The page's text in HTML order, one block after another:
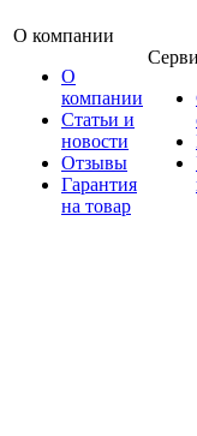
О компании
О
компании
Статьи и
новости
Отзывы
Гарантия
на товар